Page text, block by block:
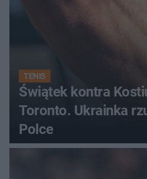
TENIS
Świątek kontra
Toronto. Ukrainka
Polce